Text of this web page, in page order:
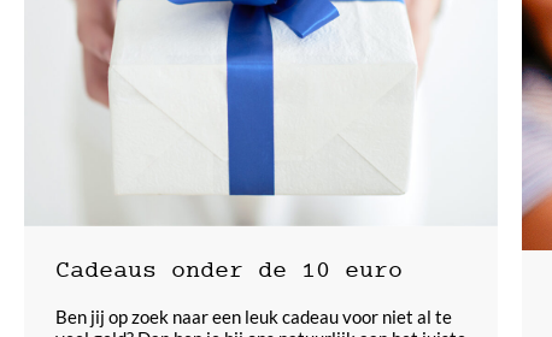
Cadeaus onder de 10 euro
Ben jij op zoek naar een leuk cadeau voor niet al te